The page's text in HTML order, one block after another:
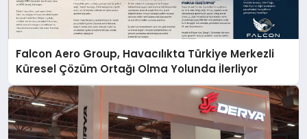
Falcon Aero Group, Havacılıkta Türkiye Merkezli
Küresel Çözüm Ortağı Olma Yolunda İlerliyor